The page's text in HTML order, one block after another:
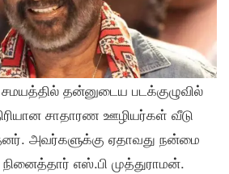
தன்னுடைய படக்குழுவில்
சாதாரண ஊழியர்கள் வீடு
அவர்களுக்கு ஏதாவது நன்மை
எஸ்.பி முத்துராமன்.